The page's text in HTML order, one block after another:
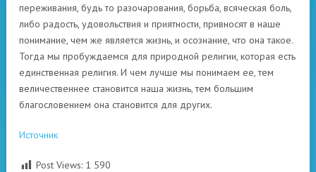
переживания, будь то разочарования, борьба, всяческая боль,
либо радость, удовольствия и приятности, привносят в наше
понимание, чем же является жизнь, и осознание, что она такое.
Тогда мы пробуждаемся для природной религии, которая есть
единственная религия. И чем лучше мы понимаем ее, тем
величественнее становится наша жизнь, тем большим
благословением она становится для других.
Источник
Post Views: 1 590